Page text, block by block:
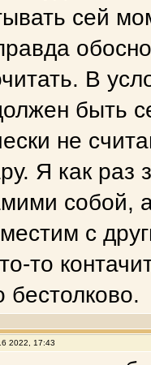
сей
В
быть
не
Я как раз
собой,
с
то
2022, 17:43